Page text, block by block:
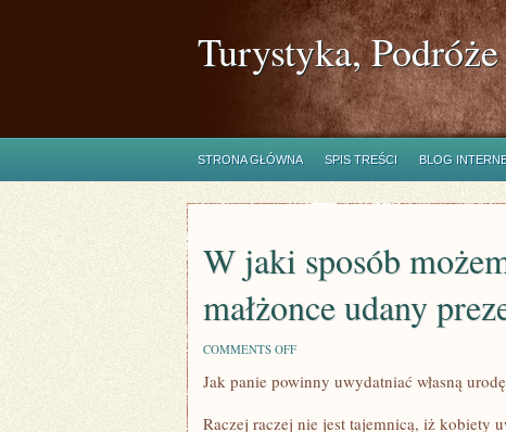
Turystyka, Podróże
STRONA GŁÓWNA SPIS TREŚCI BLOG
W jaki sposób
małżonce udany
COMMENTS OFFON
JAKI
SPOSÓB
Jak panie powinny uwydatniać własną
Raczej raczej nie jest tajemnicą, iż kobiety